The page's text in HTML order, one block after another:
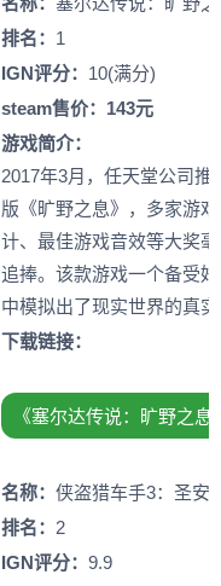
排名： 1
IGN评分： 10(满分)
steam售价：143元
游戏简介：
2017年3月，任天堂公司
版《旷野之息》，多家游
计、最佳游戏音效等大奖
追捧。该款游戏一个备受
中模拟出了现实世界的真
下载链接：
《塞尔达传说：旷野之
名称： 侠盗猎车手3：圣安
排名： 2
IGN评分： 9.9